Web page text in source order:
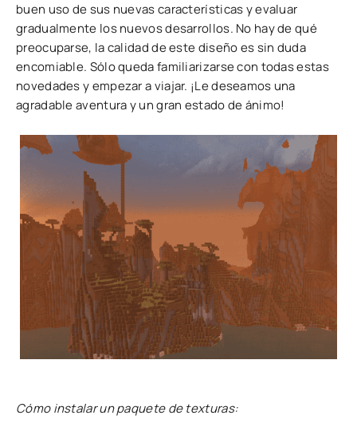
buen uso de sus nuevas características y evaluar
gradualmente los nuevos desarrollos. No hay de qué
preocuparse, la calidad de este diseño es sin duda
encomiable. Sólo queda familiarizarse con todas estas
novedades y empezar a viajar. ¡Le deseamos una
agradable aventura y un gran estado de ánimo!
Cómo instalar un paquete de texturas: